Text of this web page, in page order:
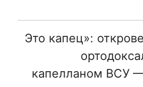
«Это капец»:
капелланом ВСУ